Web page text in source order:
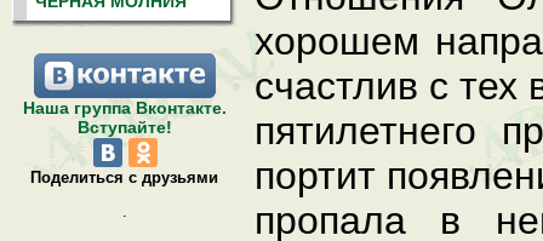
Наша группа Вконтакте.
Вступайте!
Поделиться с друзьями
.
хорошем
счастлив с тех
пятилетнего
портит
пропала в